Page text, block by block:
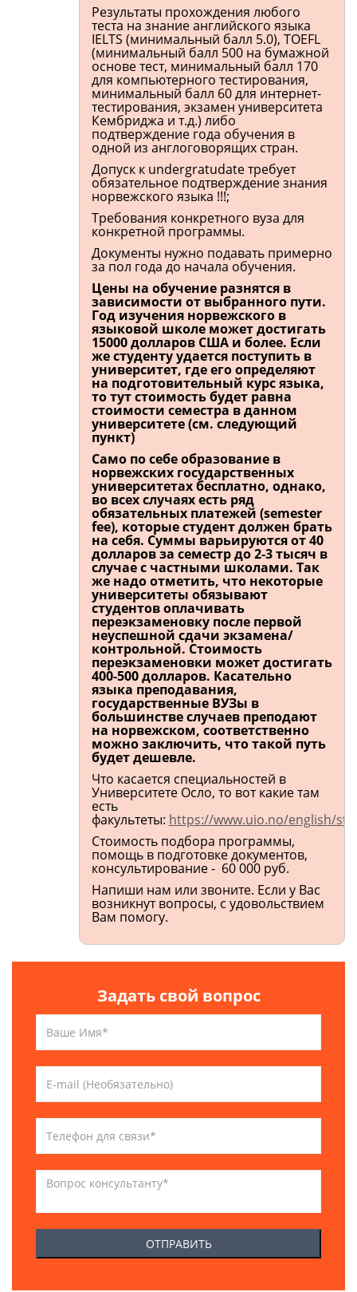
Результаты прохождения любого
теста на знание английского языка
IELTS (минимальный балл 5.0), TOEFL
(минимальный балл 500 на бумажной
основе тест, минимальный балл 170
для компьютерного тестирования,
минимальный балл 60 для интернет-
тестирования, экзамен университета
Кембриджа и т.д.) либо
подтверждение года обучения в
одной из англоговорящих стран.
Допуск к undergratudate требует
обязательное подтверждение знания
норвежского языка !!!;
Требования конкретного вуза для
конкретной программы.
Документы нужно подавать примерно
за пол года до начала обучения.
Цены на обучение разнятся в
зависимости от выбранного пути.
Год изучения норвежского в
языковой школе может достигать
15000 долларов США и более. Если
же студенту удается поступить в
университет, где его определяют
на подготовительный курс языка,
то тут стоимость будет равна
стоимости семестра в данном
университете (см. следующий
пункт)
Само по себе образование в
норвежских государственных
университетах бесплатно, однако,
во всех случаях есть ряд
обязательных платежей (semester
fee), которые студент должен брать
на себя. Суммы варьируются от 40
долларов за семестр до 2-3 тысяч в
случае с частными школами. Так
же надо отметить, что некоторые
университеты обязывают
студентов оплачивать
переэкзаменовку после первой
неуспешной сдачи экзамена/
контрольной. Стоимость
переэкзаменовки может достигать
400-500 долларов. Касательно
языка преподавания,
государственные ВУЗы в
большинстве случаев преподают
на норвежском, соответственно
можно заключить, что такой путь
будет дешевле.
Что касается специальностей в
Университете Осло, то вот какие там
есть
факультеты: https://www.uio.no/english/
Стоимость подбора программы,
помощь в подготовке документов,
консультирование - 60 000 руб.
Напиши нам или звоните. Если у Вас
возникнут вопросы, с удовольствием
Вам помогу.
Задать свой вопрос